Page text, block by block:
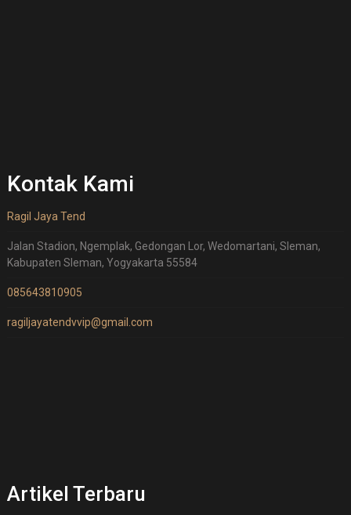
Kontak Kami
Ragil Jaya Tend
Jalan Stadion, Ngemplak, Gedongan Lor, Wedomartani, Sleman,
Kabupaten Sleman, Yogyakarta 55584
085643810905
ragiljayatendvvip@gmail.com
Artikel Terbaru